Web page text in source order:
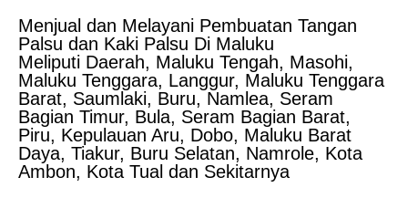
Menjual dan Melayani Pembuatan Tangan
Palsu dan Kaki Palsu Di Maluku
Meliputi Daerah, Maluku Tengah, Masohi,
Maluku Tenggara, Langgur, Maluku Tenggara
Barat, Saumlaki, Buru, Namlea, Seram
Bagian Timur, Bula, Seram Bagian Barat,
Piru, Kepulauan Aru, Dobo, Maluku Barat
Daya, Tiakur, Buru Selatan, Namrole, Kota
Ambon, Kota Tual dan Sekitarnya